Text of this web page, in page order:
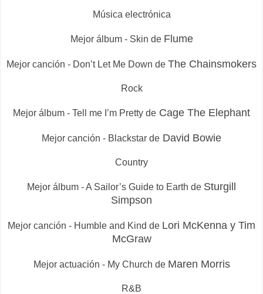
Música electrónica
Mejor álbum - Skin de Flume
Mejor canción - Don’t Let Me Down de The Chainsmokers
Rock
Mejor álbum - Tell me I’m Pretty de Cage The Elephant
Mejor canción - Blackstar de David Bowie
Country
Mejor álbum - A Sailor’s Guide to Earth de Sturgill
Simpson
Mejor canción - Humble and Kind de Lori McKenna y Tim
McGraw
Mejor actuación - My Church de Maren Morris
R&B